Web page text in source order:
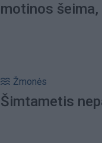
motinos
Žmonės
Šimtametis